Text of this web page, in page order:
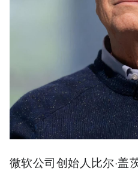
微软公司创始人比尔·盖